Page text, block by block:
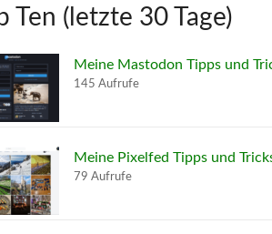
Ten (letzte 30 Tage)
Meine Mastodon Tipps und
145 Aufrufe
Meine Pixelfed Tipps und
79 Aufrufe